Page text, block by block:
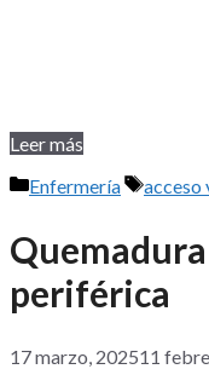
Leer más
Categorías
Enfermería acceso
periférica
17 marzo, 202511